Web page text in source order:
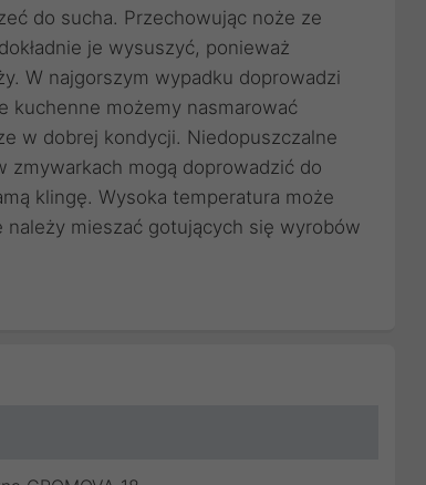
do sucha. Przechowując noże ze
je wysuszyć, ponieważ
W najgorszym wypadku doprowadzi
kuchenne możemy nasmarować
w dobrej kondycji. Niedopuszczalne
mogą doprowadzić do
klingę. Wysoka temperatura może
mieszać gotujących się wyrobów